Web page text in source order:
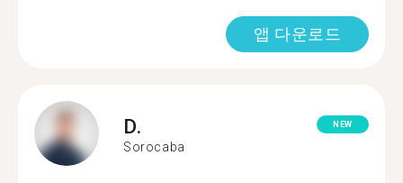
앱 다운로드
D.
Sorocaba
NEW